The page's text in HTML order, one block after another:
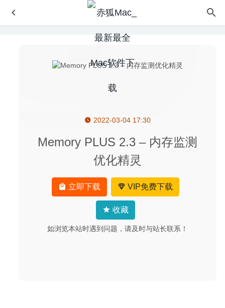
2022-03-04 17:30
Memory PLU‪S‬ 2.3 – 内存监测
优化精灵
立即下载 VIP免费下载
收藏
如浏览本站时遇到问题，请及时与站长联系！
Metadata Converter 1.6 – 直观易用的图片元数据批量编辑
JixiPix Artista Impresso Pro 1.8.14 – 油画滤镜软件 2020-
Reflector 4.1.2-功能全面的iOS无线屏幕镜像投屏软件
ScreenFloat 1.5.22 – 屏幕截图软件
Wondershare Recoverit 8.5.4.11 for Mac- 超强的数据恢复
2020-03-10